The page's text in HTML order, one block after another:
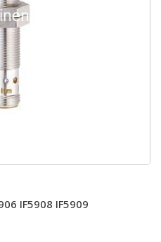
IF5908 IF5909